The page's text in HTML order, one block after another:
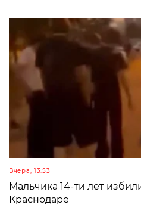
Вчера, 13:53
Мальчика 14-ти лет
Краснодаре